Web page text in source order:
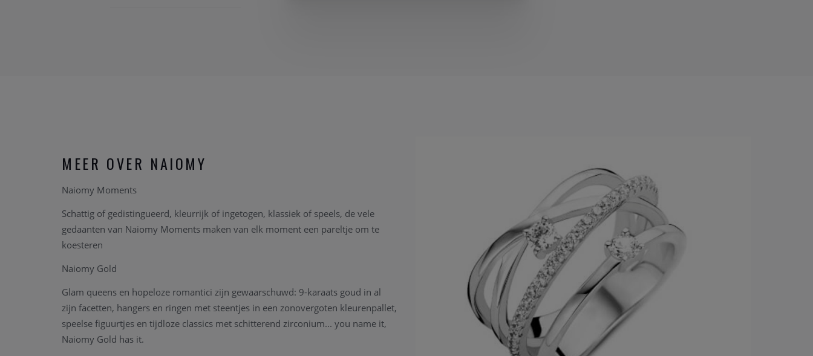
MEER OVER NAIOMY
Naiomy Moments
Schattig of gedistingueerd, kleurrijk of ingetogen, klassiek of speels, de vele
gedaanten van Naiomy Moments maken van elk moment een pareltje om te
koesteren
Naiomy Gold
Glam queens en hopeloze romantici zijn gewaarschuwd: 9-karaats goud in al
zijn facetten, hangers en ringen met steentjes in een zonovergoten kleurenpallet,
speelse figuurtjes en tijdloze classics met schitterend zirconium... you name it,
Naiomy Gold has it.